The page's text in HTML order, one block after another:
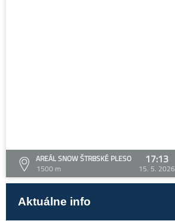
AREÁL SNOW ŠTRBSKÉ PLESO
1500 m
17:13
15. 5. 2026
Aktuálne info